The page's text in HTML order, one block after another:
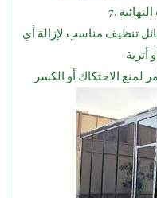
تنظيف مناسب لإزالة أي